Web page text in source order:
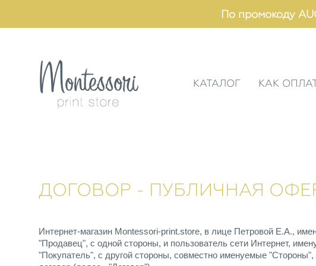
По промокоду
КАТАЛОГ КАК
ДОГОВОР - ПУБЛИЧНАЯ
Интернет-магазин Montessori-print.store, в лице Петровой Е.А.,
"Продавец", с одной стороны, и пользователь сети Интернет,
"Покупатель", с другой стороны, совместно именуемые